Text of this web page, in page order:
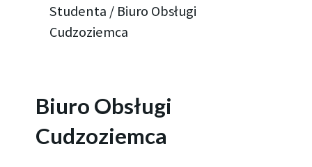
Studenta / Biuro Obsługi
Cudzoziemca
Biuro Obsługi
Cudzoziemca